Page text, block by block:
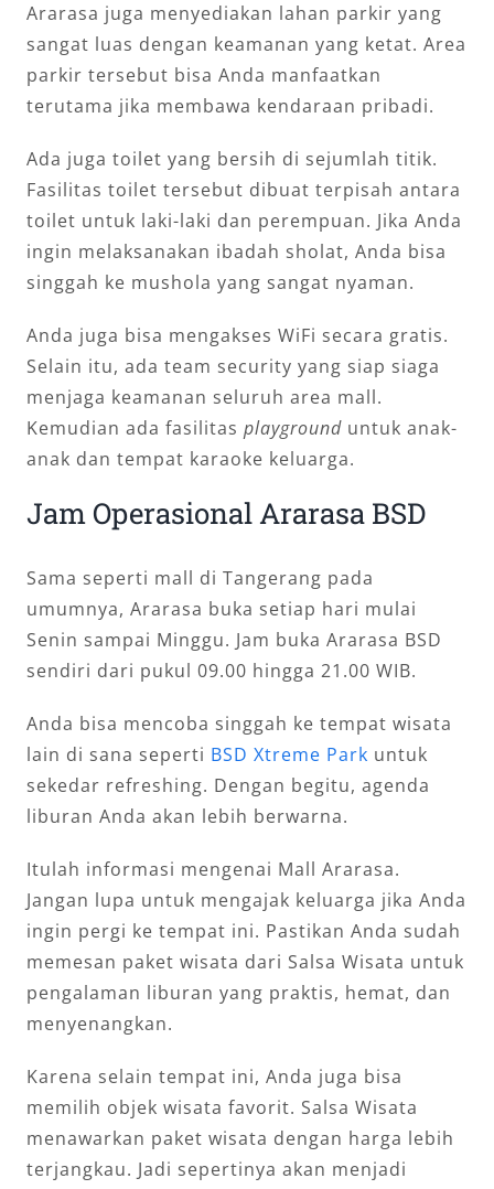
Ararasa juga menyediakan lahan parkir yang
sangat luas dengan keamanan yang ketat. Area
parkir tersebut bisa Anda manfaatkan
terutama jika membawa kendaraan pribadi.
Ada juga toilet yang bersih di sejumlah titik.
Fasilitas toilet tersebut dibuat terpisah antara
toilet untuk laki-laki dan perempuan. Jika Anda
ingin melaksanakan ibadah sholat, Anda bisa
singgah ke mushola yang sangat nyaman.
Anda juga bisa mengakses WiFi secara gratis.
Selain itu, ada team security yang siap siaga
menjaga keamanan seluruh area mall.
Kemudian ada fasilitas playground untuk anak-
anak dan tempat karaoke keluarga.
Jam Operasional Ararasa BSD
Sama seperti mall di Tangerang pada
umumnya, Ararasa buka setiap hari mulai
Senin sampai Minggu. Jam buka Ararasa BSD
sendiri dari pukul 09.00 hingga 21.00 WIB.
Anda bisa mencoba singgah ke tempat wisata
lain di sana seperti BSD Xtreme Park untuk
sekedar refreshing. Dengan begitu, agenda
liburan Anda akan lebih berwarna.
Itulah informasi mengenai Mall Ararasa.
Jangan lupa untuk mengajak keluarga jika Anda
ingin pergi ke tempat ini. Pastikan Anda sudah
memesan paket wisata dari Salsa Wisata untuk
pengalaman liburan yang praktis, hemat, dan
menyenangkan.
Karena selain tempat ini, Anda juga bisa
memilih objek wisata favorit. Salsa Wisata
menawarkan paket wisata dengan harga lebih
terjangkau. Jadi sepertinya akan menjadi